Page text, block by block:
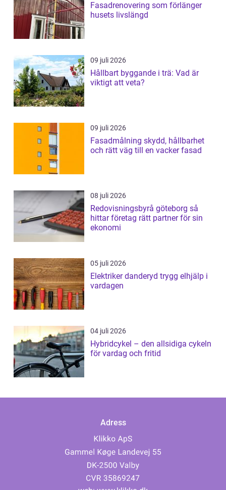
Fasadrenovering som förlänger
husets livslängd
09 juli 2026
Hållbart byggande i trä: Vad är
viktigt att veta?
09 juli 2026
Fasadmålning skydd, hållbarhet
och rätt väg till en vacker fasad
08 juli 2026
Redovisningsbyrå göteborg så
hittar företag rätt partner för sin
ekonomi
05 juli 2026
Elektriker danderyd trygg elhjälp i
vardagen
04 juli 2026
Hybridcykel – den allsidiga cykeln
för vardag och fritid
Adress